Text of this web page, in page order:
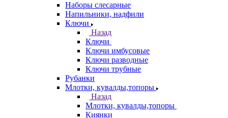
Наборы слесарные
Напильники, надфили
Ключи
Назад
Ключи
Ключи имбусовые
Ключи разводные
Ключи трубные
Рубанки
Млотки, кувалды,топоры
Назад
Млотки, кувалды,топоры
Киянки